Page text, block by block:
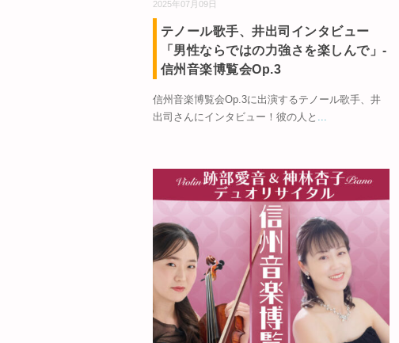
2025年07月09日
テノール歌手、井出司インタビュー
「男性ならではの力強さを楽しんで」-
信州音楽博覧会Op.3
信州音楽博覧会Op.3に出演するテノール歌手、井
出司さんにインタビュー！彼の人と